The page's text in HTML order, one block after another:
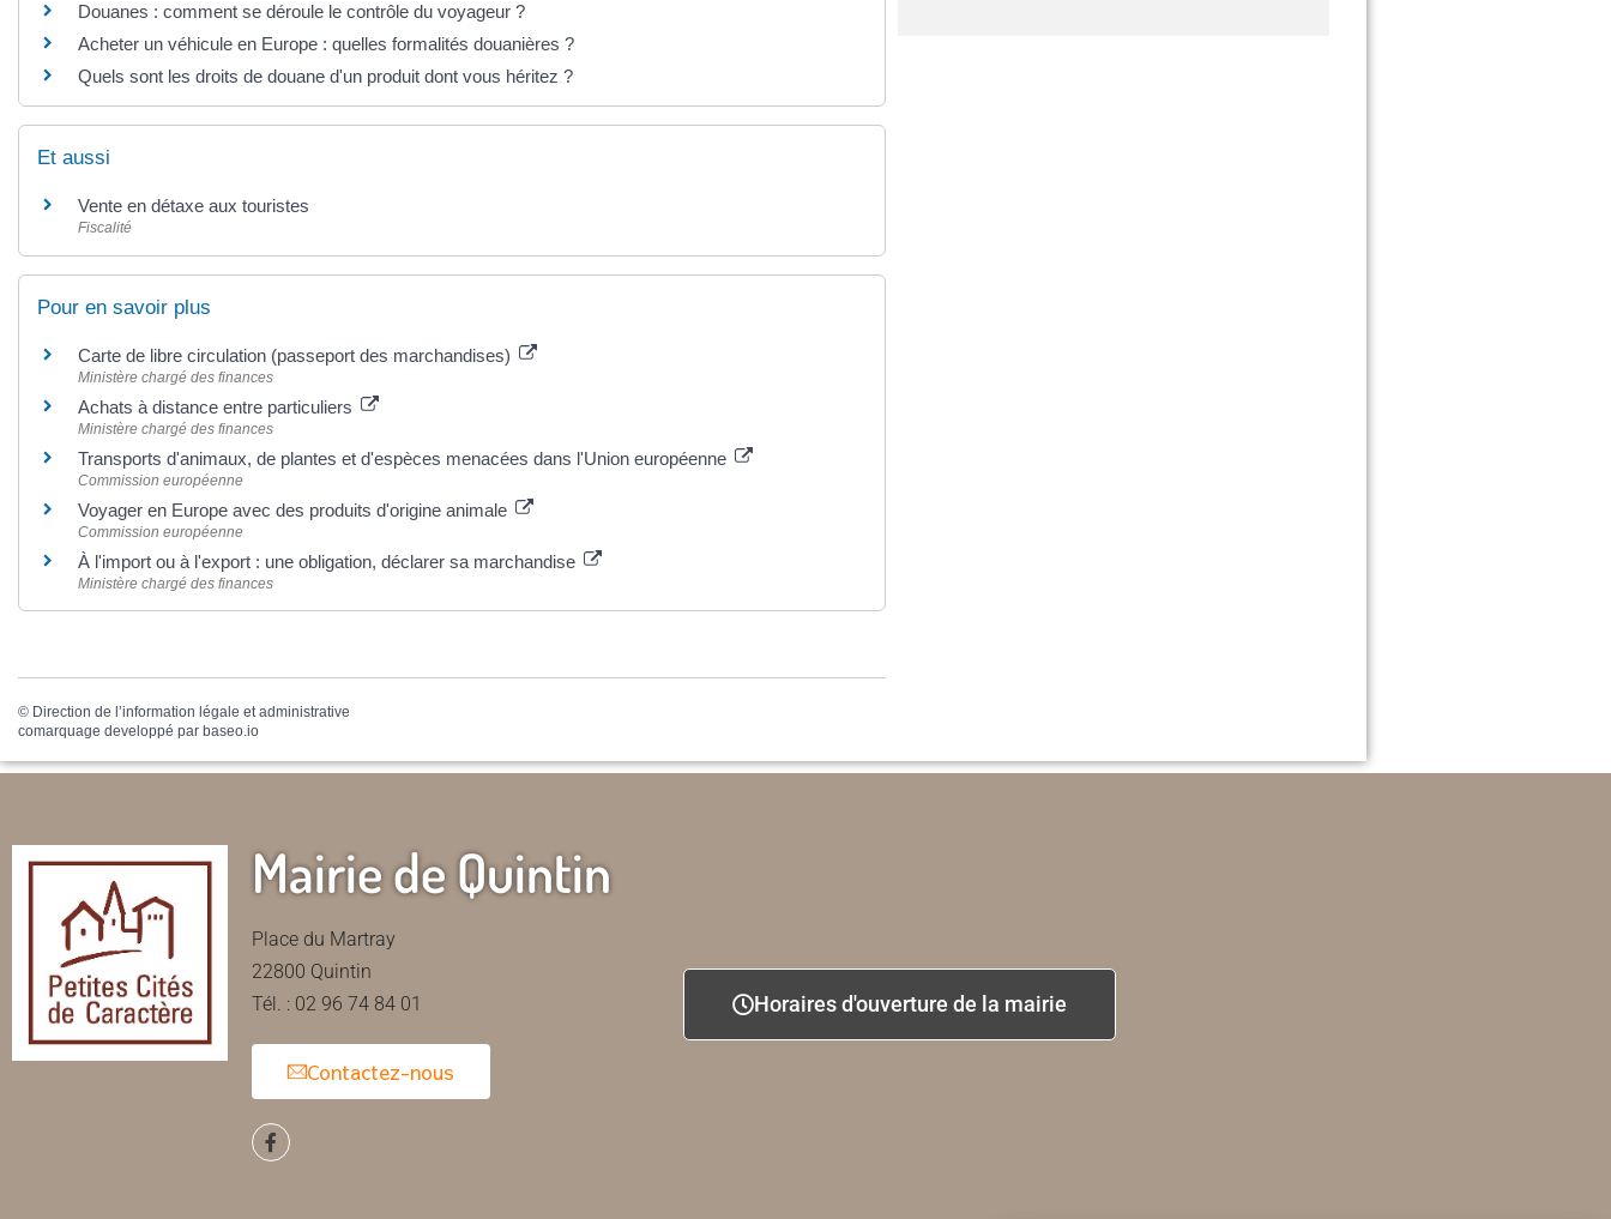
Douanes : comment se déroule le contrôle du voyageur ?
Acheter un véhicule en Europe : quelles formalités douanières ?
Quels sont les droits de douane d'un produit dont vous héritez ?
Et aussi
Vente en détaxe aux touristes
Fiscalité
Pour en savoir plus
Carte de libre circulation (passeport des marchandises)
Ministère chargé des finances
Achats à distance entre particuliers
Ministère chargé des finances
Transports d'animaux, de plantes et d'espèces menacées dans l'Union européenne
Commission européenne
Voyager en Europe avec des produits d'origine animale
Commission européenne
À l'import ou à l'export : une obligation, déclarer sa marchandise
Ministère chargé des finances
© Direction de l’information légale et administrative
comarquage developpé par baseo.io
Mairie de Quintin
Place du Martray
22800 Quintin
Tél. : 02 96 74 84 01
Contactez-nous
Horaires d'ouverture de la mairie